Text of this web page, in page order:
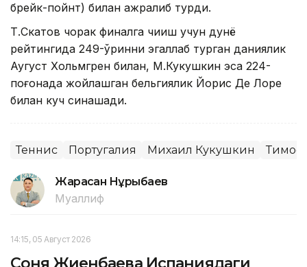
брейк-пойнт) билан ажралиб турди.
Т.Скатов чорак финалга чиқиш учун дунё
рейтингида 249-ўринни эгаллаб турган даниялик
Аугуст Хольмгрен билан, М.Кукушкин эса 224-
поғонада жойлашган бельгиялик Йорис Де Лоре
билан куч синашади.
Теннис Португалия Михаил Кукушкин
Жарасқан Нұрыбаев
Муаллиф
14:15, 05 Август 2026